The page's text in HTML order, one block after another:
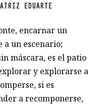
EDUARTE
encarnar un
a un escenario;
máscara, es el patio
y explorarse a
si es
a recomponerse,